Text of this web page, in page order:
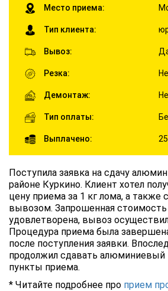
Место приема:
Тип клиента:
Вывоз:
Резка:
Демонтаж:
Тип оплаты:
Выплачено:
Поступила заявка на сдачу
районе Куркино. Клиент хотел
цену приема за 1 кг лома, а также
вывозом. Запрошенная
удовлетворена, вывоз
Процедура приема была
после поступления заявки.
продолжил сдавать
пункты приема.
* Читайте подробнее про прием